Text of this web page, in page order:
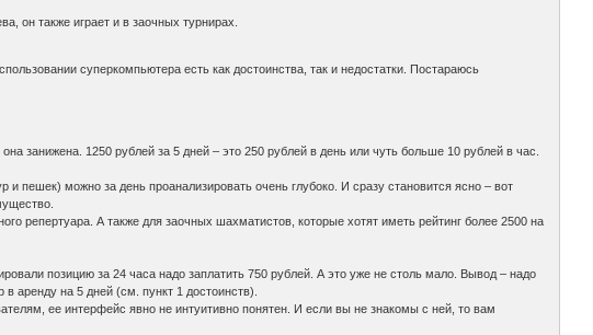
он также играет и в заочных турнирах.
суперкомпьютера есть как достоинства, так и недостатки. Постараюсь
занижена. 1250 рублей за 5 дней – это 250 рублей в день или чуть больше 10 рублей в час.
пешек) можно за день проанализировать очень глубоко. И сразу становится ясно – вот
репертуара. А также для заочных шахматистов, которые хотят иметь рейтинг более 2500 на
позицию за 24 часа надо заплатить 750 рублей. А это уже не столь мало. Вывод – надо
аренду на 5 дней (см. пункт 1 достоинств).
ее интерфейс явно не интуитивно понятен. И если вы не знакомы с ней, то вам